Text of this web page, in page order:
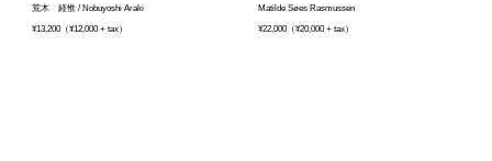
荒木 経惟 / Nobuyoshi Araki
¥13,200（¥12,000 + tax）
Matilde Søes Rasmussen
¥22,000（¥20,000 + tax）